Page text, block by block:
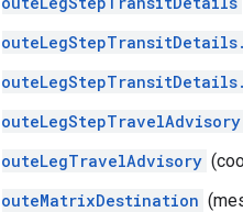
RouteLegStepTravelAdvisory
RouteLegTravelAdvisory
RouteMatrixDestination